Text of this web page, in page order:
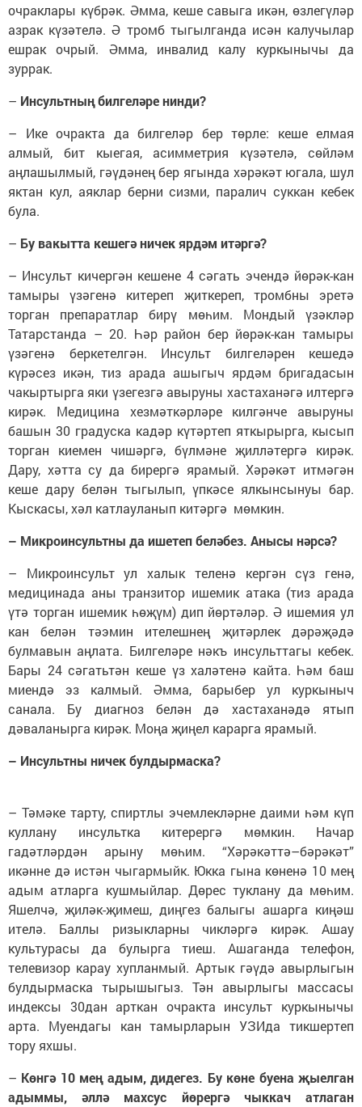
очраклары күбрәк. Әмма, кеше савыга икән, өзлегүләр
азрак күзәтелә. Ә тромб тыгылганда исән калучылар
ешрак очрый. Әмма, инвалид калу куркынычы да
зуррак.
– Инсультның билгеләре нинди?
– Ике очракта да билгеләр бер төрле: кеше елмая
алмый, бит кыегая, асимметрия күзәтелә, сөйләм
аңлашылмый, гәүдәнең бер ягында хәрәкәт югала, шул
яктан кул, аяклар берни сизми, паралич суккан кебек
була.
– Бу вакытта кешегә ничек ярдәм итәргә?
– Инсульт кичергән кешене 4 сәгать эчендә йөрәк-кан
тамыры үзәгенә китереп җиткереп, тромбны эретә
торган препаратлар бирү мөһим. Мондый үзәкләр
Татарстанда – 20. Һәр район бер йөрәк-кан тамыры
үзәгенә беркетелгән. Инсульт билгеләрен кешедә
күрәсез икән, тиз арада ашыгыч ярдәм бригадасын
чакыртырга яки үзегезгә авыруны хастаханәгә илтергә
кирәк. Медицина хезмәткәрләре килгәнче авыруны
башын 30 градуска кадәр күтәртеп яткырырга, кысып
торган киемен чишәргә, бүлмәне җилләтергә кирәк.
Дару, хәтта су да бирергә ярамый. Хәрәкәт итмәгән
кеше дару белән тыгылып, үпкәсе ялкынсынуы бар.
Кыскасы, хәл катлауланып китәргә мөмкин.
– Микроинсультны да ишетеп беләбез. Анысы нәрсә?
– Микроинсульт ул халык теленә кергән сүз генә,
медицинада аны транзитор ишемик атака (тиз арада
үтә торган ишемик һөҗүм) дип йөртәләр. Ә ишемия ул
кан белән тәэмин ителешнең җитәрлек дәрәҗәдә
булмавын аңлата. Билгеләре нәкъ инсульттагы кебек.
Бары 24 сәгатьтән кеше үз халәтенә кайта. Һәм баш
миендә эз калмый. Әмма, барыбер ул куркыныч
санала. Бу диагноз белән дә хастаханәдә ятып
дәваланырга кирәк. Моңа җиңел карарга ярамый.
– Инсультны ничек булдырмаска?
– Тәмәке тарту, спиртлы эчемлекләрне даими һәм күп
куллану инсультка китерергә мөмкин. Начар
гадәтләрдән арыну мөһим. “Хәрәкәттә–бәрәкәт”
икәнне дә истән чыгармыйк. Юкка гына көненә 10 мең
адым атларга кушмыйлар. Дөрес туклану да мөһим.
Яшелчә, җиләк-җимеш, диңгез балыгы ашарга киңәш
ителә. Баллы ризыкларны чикләргә кирәк. Ашау
культурасы да булырга тиеш. Ашаганда телефон,
телевизор карау хупланмый. Артык гәүдә авырлыгын
булдырмаска тырышыгыз. Тән авырлыгы массасы
индексы 30дан арткан очракта инсульт куркынычы
арта. Муендагы кан тамырларын УЗИда тикшертеп
тору яхшы.
– Көнгә 10 мең адым, дидегез. Бу көне буена җыелган
адыммы, әллә махсус йөрергә чыккач атлаган